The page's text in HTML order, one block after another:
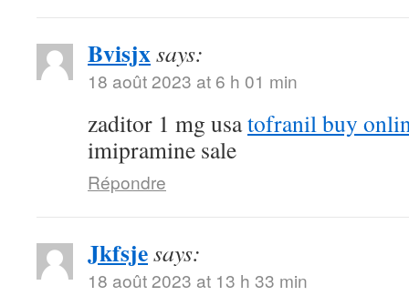
Bvisjxsays:
18 août 2023 at 6 h 01 min
zaditor 1 mg usatofranil buy
imipramine sale
Répondre
Jkfsjesays:
18 août 2023 at 13 h 33 min